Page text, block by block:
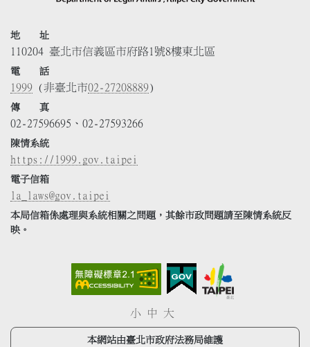
地 址
110204 臺北市信義區市府路1號8樓東北區
電 話
1999 (非臺北市02-27208889)
傳 真
02-27596695、02-27593266
陳情系統
https://1999.gov.taipei
電子信箱
la_laws@gov.taipei
本局信箱係處理與系統相關之問題，其餘市政問題請至陳情系統反
映。
小 中 大
本網站由臺北市政府法務局維護